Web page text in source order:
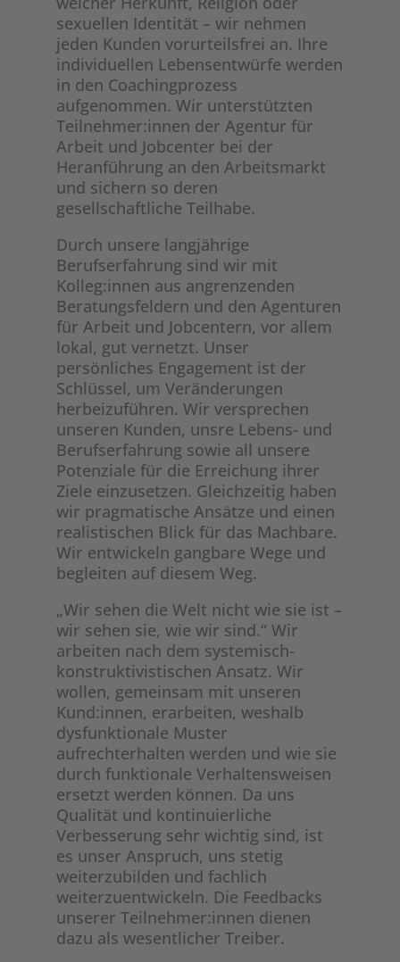
sexuellen Identität – wir nehmen
jeden Kunden vorurteilsfrei an. Ihre
individuellen Lebensentwürfe werden
in den Coachingprozess
aufgenommen. Wir unterstützten
Teilnehmer:innen der Agentur für
Arbeit und Jobcenter bei der
Heranführung an den Arbeitsmarkt
und sichern so deren
gesellschaftliche Teilhabe.
Durch unsere langjährige
Berufserfahrung sind wir mit
Kolleg:innen aus angrenzenden
Beratungsfeldern und den Agenturen
für Arbeit und Jobcentern, vor allem
lokal, gut vernetzt. Unser
persönliches Engagement ist der
Schlüssel, um Veränderungen
herbeizuführen. Wir versprechen
unseren Kunden, unsre Lebens- und
Berufserfahrung sowie all unsere
Potenziale für die Erreichung ihrer
Ziele einzusetzen. Gleichzeitig haben
wir pragmatische Ansätze und einen
realistischen Blick für das Machbare.
Wir entwickeln gangbare Wege und
begleiten auf diesem Weg.
„Wir sehen die Welt nicht wie sie ist –
wir sehen sie, wie wir sind.“ Wir
arbeiten nach dem systemisch-
konstruktivistischen Ansatz. Wir
wollen, gemeinsam mit unseren
Kund:innen, erarbeiten, weshalb
dysfunktionale Muster
aufrechterhalten werden und wie sie
durch funktionale Verhaltensweisen
ersetzt werden können. Da uns
Qualität und kontinuierliche
Verbesserung sehr wichtig sind, ist
es unser Anspruch, uns stetig
weiterzubilden und fachlich
weiterzuentwickeln. Die Feedbacks
unserer Teilnehmer:innen dienen
dazu als wesentlicher Treiber.